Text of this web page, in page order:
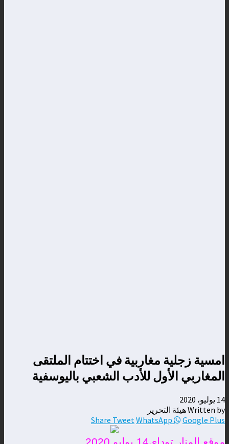
امسية زجلية مغاربية في اختتام الملتقى
المغاربي الأول للأدب الشعبي باليوسفية
14 يوليو، 2020
Written by هيئة التحرير
Share Tweet WhatsApp Google Plus